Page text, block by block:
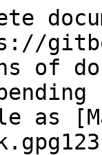
of
as